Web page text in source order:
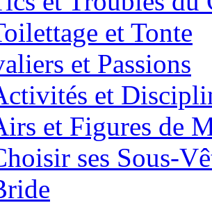
et Tonte
et Passions
et
et Figures de
ses Sous-